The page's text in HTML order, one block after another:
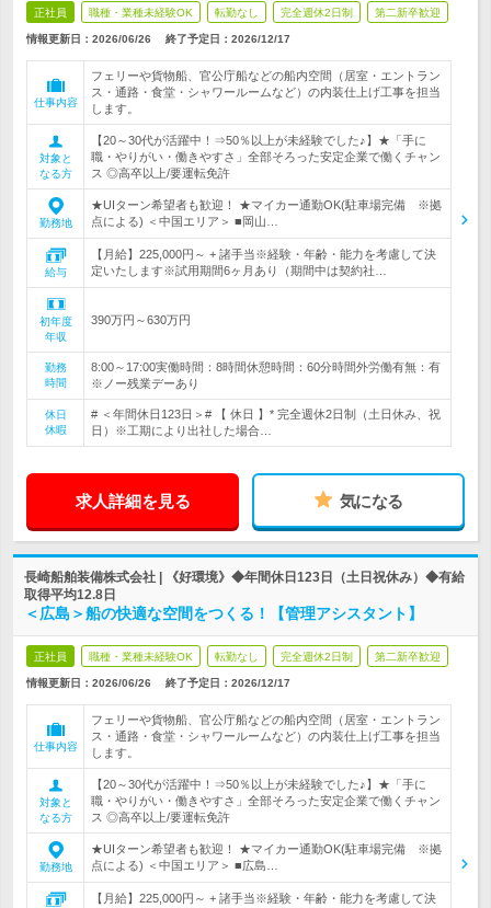
正社員 職種・業種未経験OK 転勤なし 完全週休2日制 第二新卒歓迎
情報更新日：2026/06/26 終了予定日： 2026/12/17
仕事内容
フェリーや貨物船、官公庁船などの船内空間（居室・エントラン
ス・通路・食堂・シャワールームなど）の内装仕上げ工事を担当
します。
対象と
なる方
【20～30代が活躍中！⇒50％以上が未経験でした♪】★「手に
職・やりがい・働きやすさ」全部そろった安定企業で働くチャン
ス ◎高卒以上/要運転免許
勤務地
★UIターン希望者も歓迎！ ★マイカー通勤OK(駐車場完備 ※拠
点による) ＜中国エリア＞ ■岡山…
給与
【月給】225,000円～ + 諸手当※経験・年齢・能力を考慮して決
定いたします※試用期間6ヶ月あり（期間中は契約社…
初年度
年収
390万円～630万円
勤務
時間
8:00～17:00実働時間：8時間休憩時間：60分時間外労働有無：有
※ノー残業デーあり
休日
休暇
# ＜年間休日123日＞# 【 休日 】* 完全週休2日制（土日休み、祝
日）※工期により出社した場合…
求人詳細を見る 気になる
長崎船舶装備株式会社 | 《好環境》◆年間休日123日（土日祝休み）◆有給
取得平均12.8日
＜広島＞船の快適な空間をつくる！【管理アシスタント】
正社員 職種・業種未経験OK 転勤なし 完全週休2日制 第二新卒歓迎
情報更新日：2026/06/26 終了予定日： 2026/12/17
仕事内容
フェリーや貨物船、官公庁船などの船内空間（居室・エントラン
ス・通路・食堂・シャワールームなど）の内装仕上げ工事を担当
します。
対象と
なる方
【20～30代が活躍中！⇒50％以上が未経験でした♪】★「手に
職・やりがい・働きやすさ」全部そろった安定企業で働くチャン
ス ◎高卒以上/要運転免許
勤務地
★UIターン希望者も歓迎！ ★マイカー通勤OK(駐車場完備 ※拠
点による) ＜中国エリア＞ ■広島…
【月給】225,000円～ + 諸手当※経験・年齢・能力を考慮して決